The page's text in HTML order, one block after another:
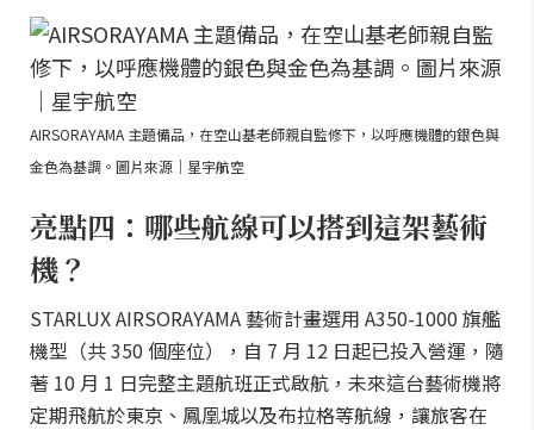
AIRSORAYAMA 主題備品，在空山基老師親自監修下，以呼應機體的銀色與
金色為基調。圖片來源｜星宇航空
亮點四：哪些航線可以搭到這架藝術
機？
STARLUX AIRSORAYAMA 藝術計畫選用 A350-1000 旗艦
機型（共 350 個座位），自 7 月 12 日起已投入營運，隨
著 10 月 1 日完整主題航班正式啟航，未來這台藝術機將
定期飛航於東京、鳳凰城以及布拉格等航線，讓旅客在